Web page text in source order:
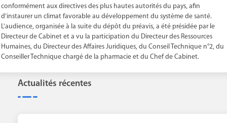
conformément aux directives des plus hautes autorités du pays, afin
d'instaurer un climat favorable au développement du système de santé.
L'audience, organisée à la suite du dépôt du préavis, a été présidée par le
Directeur de Cabinet et a vu la participation du Directeur des Ressources
Humaines, du Directeur des Affaires Juridiques, du Conseil Technique n°2, du
Conseiller Technique chargé de la pharmacie et du Chef de Cabinet.
Actualités récentes